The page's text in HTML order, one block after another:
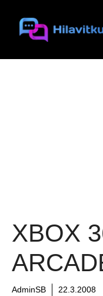
sisältöön
XBOX
AdminSB 22.3.2008